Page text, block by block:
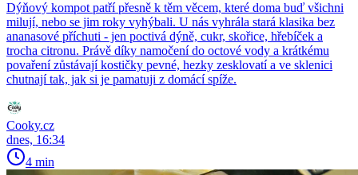
Dýňový kompot patří přesně k těm věcem, které doma buď všichni
milují, nebo se jim roky vyhýbali. U nás vyhrála stará klasika bez
ananasové příchuti - jen poctivá dýně, cukr, skořice, hřebíček a
trocha citronu. Právě díky namočení do octové vody a krátkému
povaření zůstávají kostičky pevné, hezky zesklovatí a ve sklenici
chutnají tak, jak si je pamatuji z domácí spíže.
Cooky.cz
dnes, 16:34
4 min